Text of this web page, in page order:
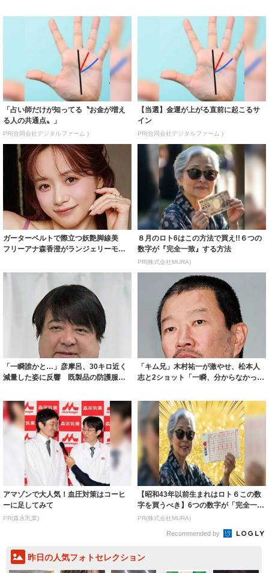
「占い師だけが知ってる〝お金が増え
る人の共通点〟」
PR(合同会社デジタルファーム )
【当選】金運が上がる直前に起こるサ
イン
PR(合同会社デジタルファーム )
ガーターベルトで際立つ妖艶脚線美
フリーアナ森香澄がランジェリーモデ
８月のロト6はこの方法で買え!!６つの
数字が『完全一致』する方法
PR(株式会社MURA)
「一瞬誰かと…」彦摩呂、30キロ近く
減量した姿に反響 既製品の防護服が
「キム兄」木村祐一が激やせ、松本人
志と2ショット「一瞬、分からなかった
アマゾンで大人気！血圧対策はコーヒ
ーに足してみて
PR(森永乳業)
【昭和43年以前生まれはロト６この数
字を買うべき】6つの数字が「完全一
致」する方...
PR(株式会社MURA)
Recommended by
昨日の人気フォトセレクション